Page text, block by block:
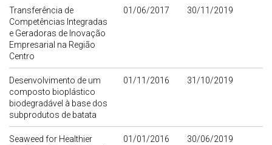
Transferência de
Competências Integradas
e Geradoras de Inovação
Empresarial na Região
Centro
01/06/2017 30/11/2019
Desenvolvimento de um
composto bioplástico
biodegradável à base dos
subprodutos de batata
01/11/2016 31/10/2019
Seaweed for Healthier
01/01/2016 30/06/2019